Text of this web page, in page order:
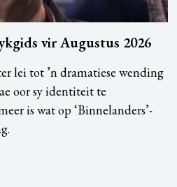
vir Augustus 2026
lei tot ’n dramatiese wending
oor sy identiteit te
is wat op ‘Binnelanders’-